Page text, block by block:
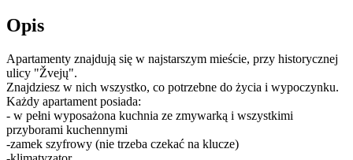
Opis
Apartamenty znajdują się w najstarszym mieście, przy historycznej
ulicy "Žvejų".
Znajdziesz w nich wszystko, co potrzebne do życia i wypoczynku.
Każdy apartament posiada:
- w pełni wyposażona kuchnia ze zmywarką i wszystkimi
przyborami kuchennymi
-zamek szyfrowy (nie trzeba czekać na klucze)